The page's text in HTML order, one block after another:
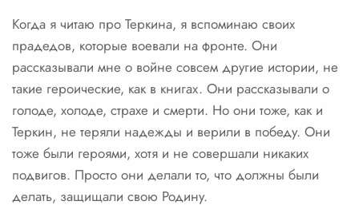
Когда я читаю про Теркина, я вспоминаю своих
прадедов, которые воевали на фронте. Они
рассказывали мне о войне совсем другие истории, не
такие героические, как в книгах. Они рассказывали о
голоде, холоде, страхе и смерти. Но они тоже, как и
Теркин, не теряли надежды и верили в победу. Они
тоже были героями, хотя и не совершали никаких
подвигов. Просто они делали то, что должны были
делать, защищали свою Родину.